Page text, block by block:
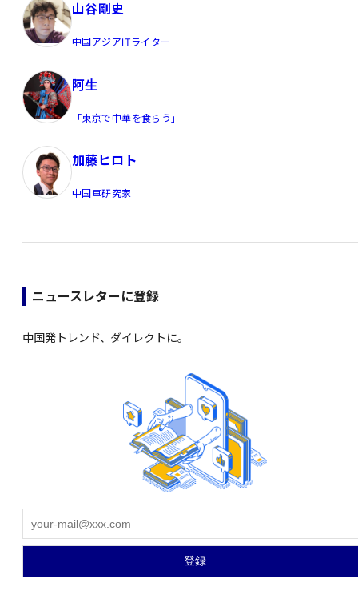
山谷剛史
中国アジアITライター
阿生
「東京で中華を食らう」
加藤ヒロト
中国車研究家
ニュースレターに登録
中国発トレンド、ダイレクトに。